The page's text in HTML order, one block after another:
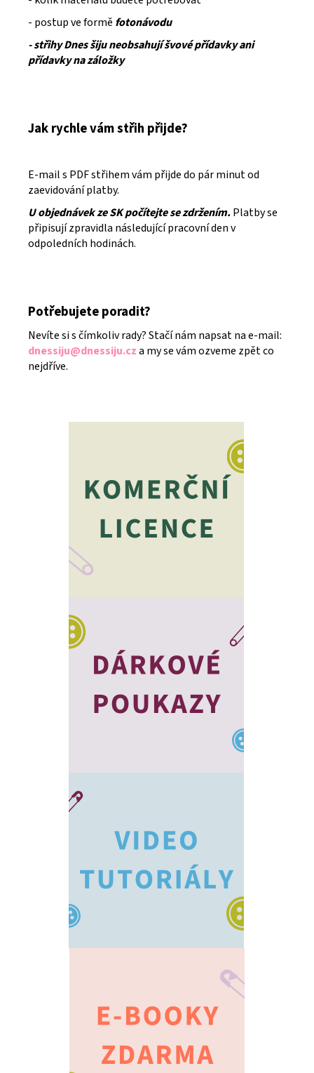
- postup ve formě fotonávodu
- střihy Dnes šiju neobsahují švové přídavky ani
přídavky na záložky
Jak rychle vám střih přijde?
E-mail s PDF střihem vám přijde do pár minut od
zaevidování platby.
U objednávek ze SK počítejte se zdržením.Platby se
připisují zpravidla následující pracovní den v
odpoledních hodinách.
Potřebujete poradit?
Nevíte si s čímkoliv rady? Stačí nám napsat na e-mail:
dnessiju@dnessiju.cza my se vám ozveme zpět co
nejdříve.